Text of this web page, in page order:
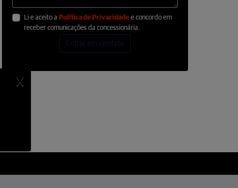
Li e aceito a Política de Privacidade e concordo em
receber comunicações da concessionária.
Entrar em contato
X